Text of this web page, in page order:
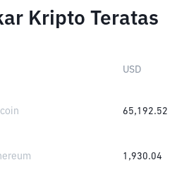
Kripto Teratas
USD
65,192.52
1,930.04